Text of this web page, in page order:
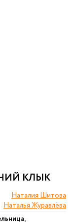
КЛЫК
Наталия Шитова
Наталья Журавлёва